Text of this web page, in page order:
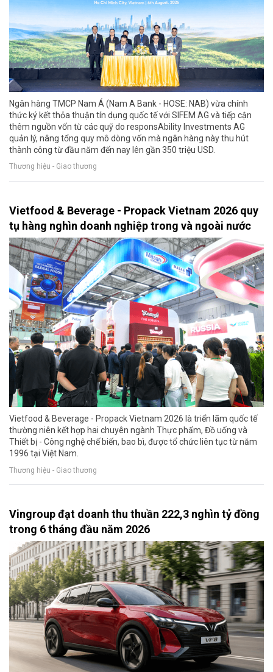
Ngân hàng TMCP Nam Á (Nam A Bank - HOSE: NAB) vừa chính
thức ký kết thỏa thuận tín dụng quốc tế với SIFEM AG và tiếp cận
thêm nguồn vốn từ các quỹ do responsAbility Investments AG
quản lý, nâng tổng quy mô dòng vốn mà ngân hàng này thu hút
thành công từ đầu năm đến nay lên gần 350 triệu USD.
Thương hiệu - Giao thương
Vietfood & Beverage - Propack Vietnam 2026 quy
tụ hàng nghìn doanh nghiệp trong và ngoài nước
Vietfood & Beverage - Propack Vietnam 2026 là triển lãm quốc tế
thường niên kết hợp hai chuyên ngành Thực phẩm, Đồ uống và
Thiết bị - Công nghệ chế biến, bao bì, được tổ chức liên tục từ năm
1996 tại Việt Nam.
Thương hiệu - Giao thương
Vingroup đạt doanh thu thuần 222,3 nghìn tỷ đồng
trong 6 tháng đầu năm 2026